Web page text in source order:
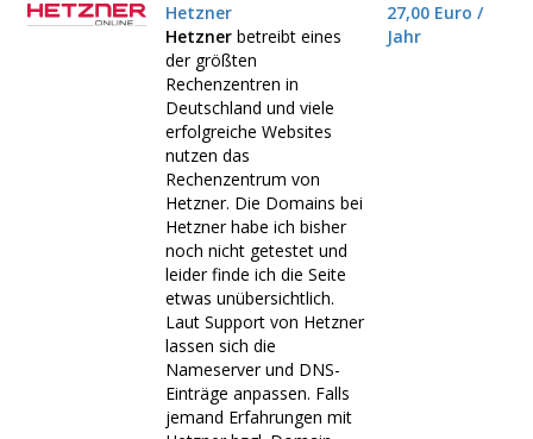
Hetzner
Hetzner betreibt eines
der größten
Rechenzentren in
Deutschland und viele
erfolgreiche Websites
nutzen das
Rechenzentrum von
Hetzner. Die Domains bei
Hetzner habe ich bisher
noch nicht getestet und
leider finde ich die Seite
etwas unübersichtlich.
Laut Support von Hetzner
lassen sich die
Nameserver und DNS-
Einträge anpassen. Falls
jemand Erfahrungen mit
27,00 Euro /
Jahr